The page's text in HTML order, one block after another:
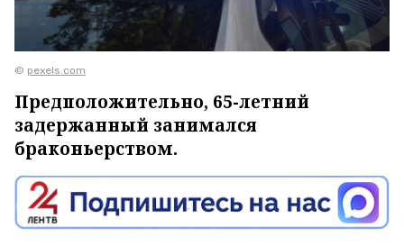
© pexels.com
Предположительно, 65-летний
задержанный занимался
браконьерством.